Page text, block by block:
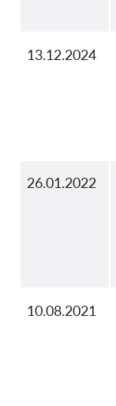
13.12.2024
26.01.2022
10.08.2021